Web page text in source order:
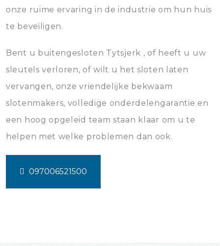
onze ruime ervaring in de industrie om hun huis
te beveiligen.
Bent u buitengesloten Tytsjerk , of heeft u uw
sleutels verloren, of wilt u het sloten laten
vervangen, onze vriendelijke bekwaam
slotenmakers, volledige onderdelengarantie en
een hoog opgeleid team staan klaar om u te
helpen met welke problemen dan ook.
097006521500